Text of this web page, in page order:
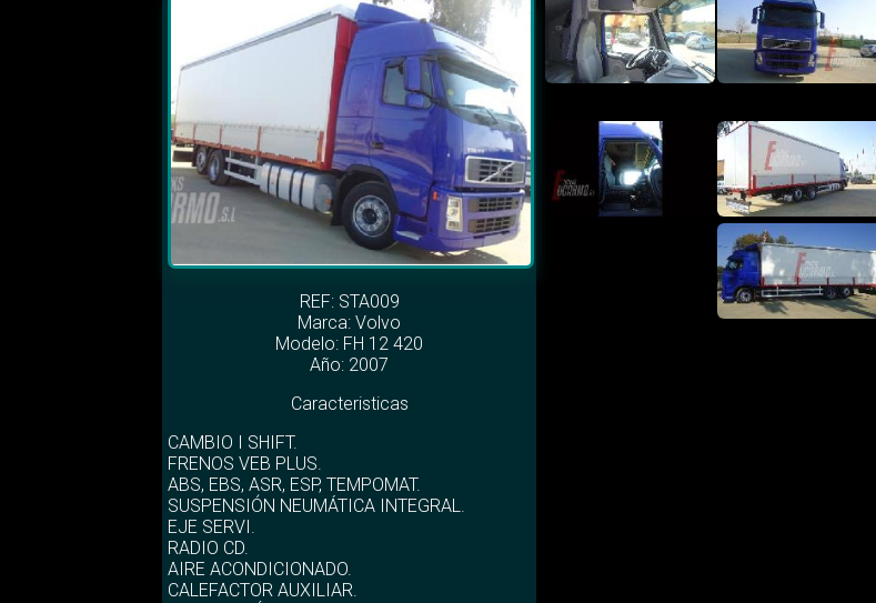
REF: STA009
Marca:Volvo
Modelo: FH 12 420
Año: 2007
Caracteristicas
CAMBIO I SHIFT.
FRENOS VEB PLUS.
ABS, EBS, ASR, ESP, TEMPOMAT.
SUSPENSIÓN NEUMÁTICA INTEGRAL.
EJE SERVI.
RADIO CD.
AIRE ACONDICIONADO.
CALEFACTOR AUXILIAR.